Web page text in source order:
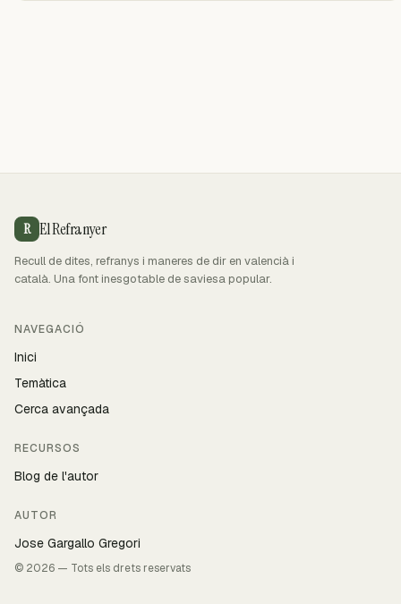
R El Refranyer
Recull de dites, refranys i maneres de dir en valencià i
català. Una font inesgotable de saviesa popular.
NAVEGACIÓ
Inici
Temàtica
Cerca avançada
RECURSOS
Blog de l'autor
AUTOR
Jose Gargallo Gregori
© 2026 — Tots els drets reservats